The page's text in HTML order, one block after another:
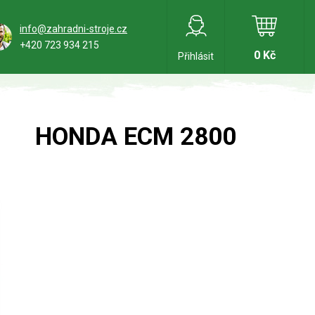
info@zahradni-stroje.cz
+420 723 934 215
Přihlásit
0 Kč
HONDA ECM 2800